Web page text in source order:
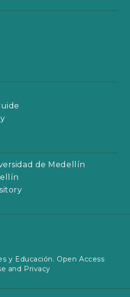
de Medellín
y Educación. Open Access
and Privacy